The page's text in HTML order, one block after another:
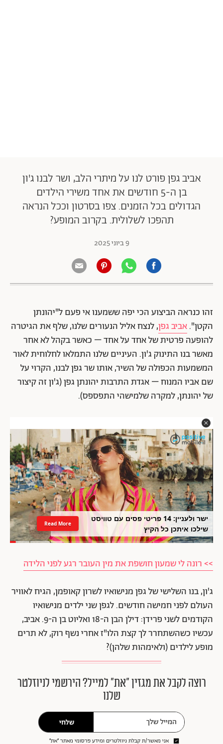
אביב גפן פורט לנו על מיתרי הלב, ושר לבנו ג'ון
בן ה-5 חודשים את אחד משירי הילדים
הגדולים בכל הזמנים. צפו בסרטון וככל הנראה
תהפכו לשלולית. בקרוב המופע?
9 ביוני 2025
זהו כנראה הביצוע הכי יפה ששמענו אי פעם ל"יהונתן
הקטן".אביב גפן, לנצח אליל הנעורים שלנו, שלף את הגיטרה
להופעה פרטית של אחד על אחד – כאשר בקהל לא אחר
מאשר בנו התינוק ג'ון. העיניים שלנו התמלאו לחלוחית לאור
המשמעות הכפולה של השיר, אותו שר גפן לבנו, הקרוי על
שם אביו המנוח – אגדת התרבות יהונתן גפן (ג'ון זה קיצור
של יהונתן, למקרה שלמישהי התפספס).
ישר ולעניין: 14 פריטי פסים עם טוויסט
שילכו איתכן כל הקיץ
Read More
>> רונה לי שמעון חושפת את מין העובר רגע לפני הלידה
ג'ון, בנו השלישי של גפן מנישואיו לשרון קאופמן, הגיח לאוויר
העולם לפני חמישה חודשים. לגפן שני ילדים מנישואיו
הקודמים לשני פרידן: דילן הבן ה-18 ואליוט בן ה-9. אביב,
עכשיו כשהשתחרר לך קצת הלו"ז אחרי נשף רוק, לא תרים
מופע לילדים (ולאימהות שלהן)?
רוצה לקבל את מגזין ״את״ למייל? הירשמי לניוזלטר
שלנו
שלחי
אני מאשר/ת קבלת ניוזלטרים ומידע פרסומי מאתר ״את״